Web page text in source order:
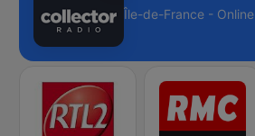
Île-de-France - Online